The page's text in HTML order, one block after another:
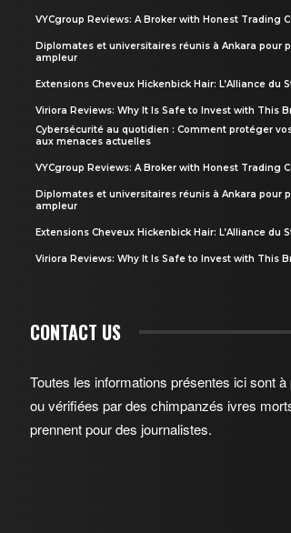
VYCgroup Reviews: A Broker with Honest Trading
Diplomates et universitaires réunis à Ankara pour
ampleur
Extensions Cheveux Hickenbick Hair: L’Alliance du
Viriora Reviews: Why It Is Safe to Invest with This
Cybersécurité au quotidien : Comment protéger
aux menaces actuelles
VYCgroup Reviews: A Broker with Honest Trading
Diplomates et universitaires réunis à Ankara pour
ampleur
Extensions Cheveux Hickenbick Hair: L’Alliance du
Viriora Reviews: Why It Is Safe to Invest with This
CONTACT US
Toutes les informations présentes ici sont à
ou vérifiées par des chimpanzés ivres
prennent pour des journalistes.